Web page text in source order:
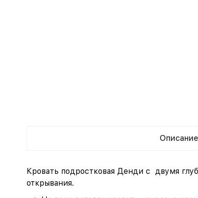
Описание
Кровать подростковая Денди с двумя
открывания.